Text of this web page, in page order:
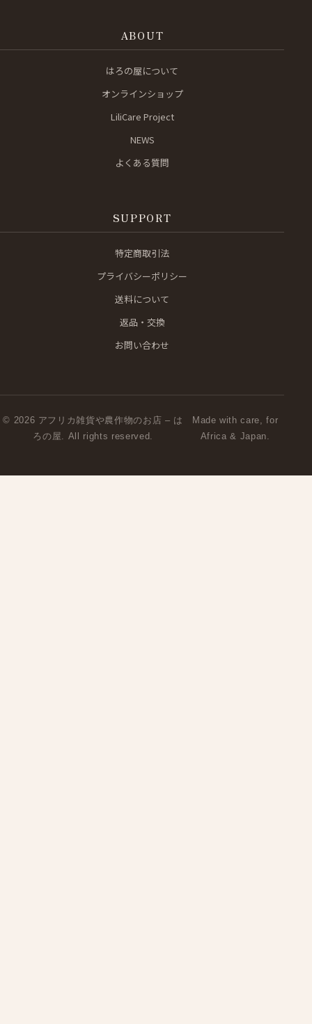
ABOUT
はろの屋について
オンラインショップ
LiliCare Project
NEWS
よくある質問
SUPPORT
特定商取引法
プライバシーポリシー
送料について
返品・交換
お問い合わせ
© 2026 アフリカ雑貨や農作物のお店 – は
ろの屋. All rights reserved.
Made with care, for
Africa & Japan.